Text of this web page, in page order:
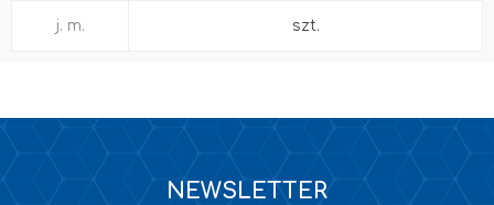
j. m. szt.
NEWSLETTER